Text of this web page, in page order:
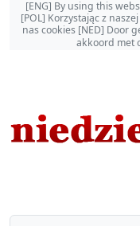
[ENG] By using this
[POL] Korzystając z
nas cookies [NED] Door
akkoord met